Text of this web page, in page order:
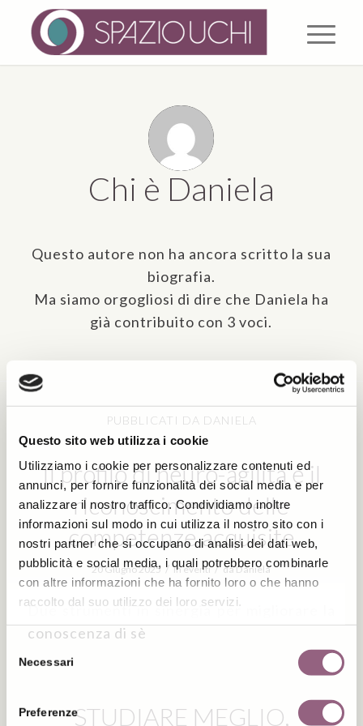
Questo sito web utilizza i cookie
Utilizziamo i cookie per personalizzare contenuti ed
annunci, per fornire funzionalità dei social media e per
analizzare il nostro traffico. Condividiamo inoltre
informazioni sul modo in cui utilizza il nostro sito con i
nostri partner che si occupano di analisi dei dati web,
pubblicità e social media, i quali potrebbero combinarle
con altre informazioni che ha fornito loro o che hanno
raccolto dal suo utilizzo dei loro servizi.
delNecessari
Preferenze
Chi è Daniela
Questo autore non ha ancora scritto la sua
biografia.
Ma siamo orgogliosi di dire che Daniela ha
già contribuito con 3 voci.
PUBBLICATI DA DANIELA
Il profilo di neuro-agilità e il
riconoscimento delle
competenze acquisite
20 Giugno 2025 / ineventi / daDaniela
Due strumenti in sinergia per migliorare la
conoscenza di sè
STUDIARE MEGLIO,